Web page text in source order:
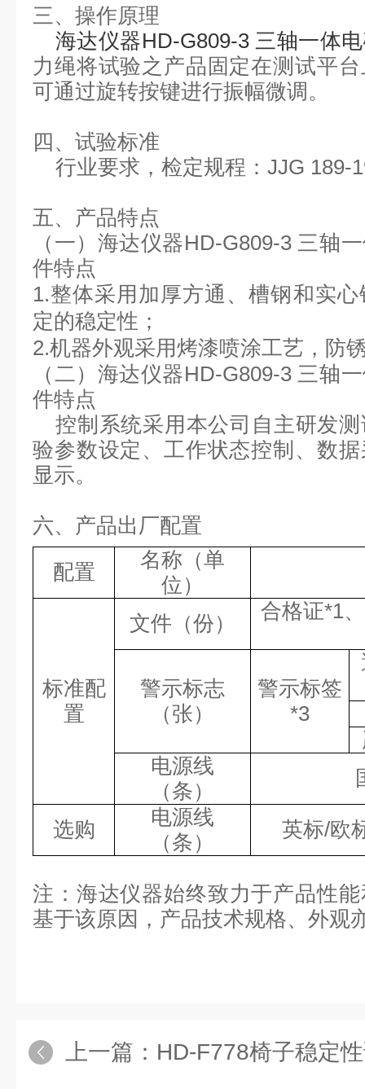
三、操作原理
海达仪器HD-G809-3 三轴一体
力绳将试验之产品固定在测试平
可通过旋转按键进行振幅微调 。
四、 试验标准
行业要求， 检定规程： JJG 189-
五、 产品特点
（一） 海达仪器HD-G809-3 三轴
件特点
1.整体采用加厚方通、槽钢和实
定的稳定性；
2.机器外观采用烤漆喷涂工艺，防
（二） 海达仪器HD-G809-3 三轴
件特点
控制系统采用本公司自主研发
验参数设定、工作状态控制、数
显示。
六、 产品出厂配置
配置
名称（单
位）
标准配
置
文件（份） 合格证*1
警示标志
（张）
警示标签
*3
电源线
（条）
选购
电源线
（条）
英标/欧
注：海达仪器始终致力于产品性
基于该原因，产品技术规格、外观
上一篇： HD-F778椅子稳定